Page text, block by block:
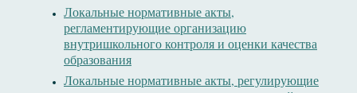
Локальные нормативные акты,
регламентирующие организацию
внутришкольного контроля и оценки качества
образования
Локальные нормативные акты, регулирующие